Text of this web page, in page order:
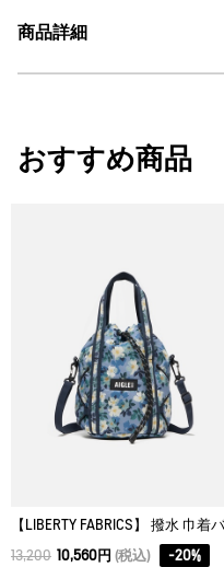
洗濯処理はできない。
脱水後、つり干し乾燥
アイロン仕上げ処理は
ドライクリーニング処
ウェットクリーニング
商品詳細
・原産国：ベトナム
・素材：本体：ポリエステル
おすすめ商品
13,200 10,560円 (税込) -20%